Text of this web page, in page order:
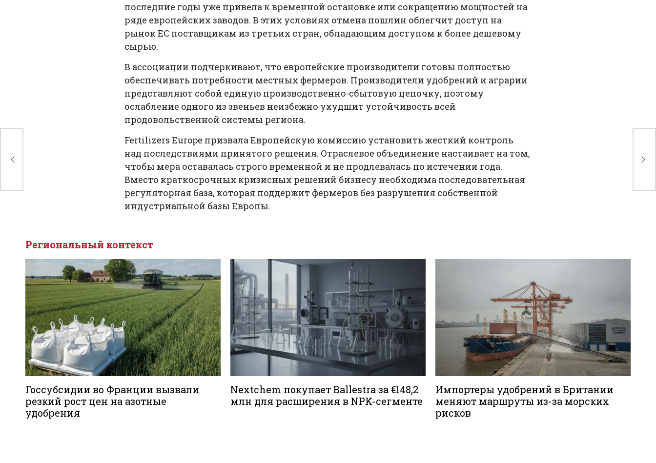
последние годы уже привела к временной остановке или сокращению мощностей на
ряде европейских заводов. В этих условиях отмена пошлин облегчит доступ на
рынок ЕС поставщикам из третьих стран, обладающим доступом к более дешевому
сырью.
В ассоциации подчеркивают, что европейские производители готовы полностью
обеспечивать потребности местных фермеров. Производители удобрений и аграрии
представляют собой единую производственно-сбытовую цепочку, поэтому
ослабление одного из звеньев неизбежно ухудшит устойчивость всей
продовольственной системы региона.
Fertilizers Europe призвала Европейскую комиссию установить жесткий контроль
над последствиями принятого решения. Отраслевое объединение настаивает на том,
чтобы мера оставалась строго временной и не продлевалась по истечении года.
Вместо краткосрочных кризисных решений бизнесу необходима последовательная
регуляторная база, которая поддержит фермеров без разрушения собственной
индустриальной базы Европы.
Региональный контекст
Госсубсидии во Франции вызвали
резкий рост цен на азотные
удобрения
Nextchem покупает Ballestra за €148,2
млн для расширения в NPK-сегменте
Импортеры удобрений в Британии
меняют маршруты из-за морских
рисков